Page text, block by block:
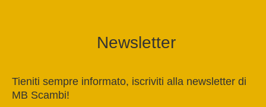
Newsletter
Tieniti sempre informato, iscriviti alla newsletter di
MB Scambi!